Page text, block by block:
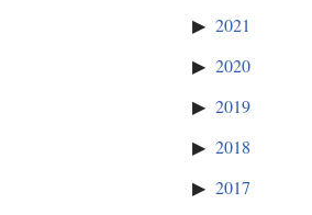
2021
2020
2019
2018
2017